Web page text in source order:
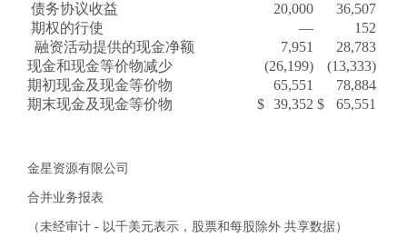
债务协议收益
20,000
36,507
期权的行使
—
152
融资活动提供的现金净额
7,951
28,783
现金和现金等价物减少
(26,199)
(13,333)
期初现金及现金等价物
65,551
78,884
期末现金及现金等价物
$ 39,352 $ 65,551
金星资源有限公司
合并业务报表
（未经审计 - 以千美元表示，股票和每股除外 共享数据）